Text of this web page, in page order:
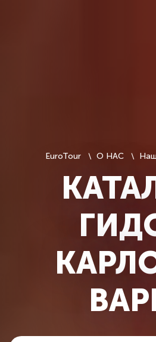
EuroTour О НАС